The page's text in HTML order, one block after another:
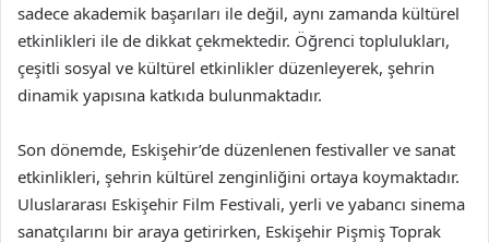
sadece akademik başarıları ile değil, aynı zamanda kültürel
etkinlikleri ile de dikkat çekmektedir. Öğrenci toplulukları,
çeşitli sosyal ve kültürel etkinlikler düzenleyerek, şehrin
dinamik yapısına katkıda bulunmaktadır.
Son dönemde, Eskişehir’de düzenlenen festivaller ve sanat
etkinlikleri, şehrin kültürel zenginliğini ortaya koymaktadır.
Uluslararası Eskişehir Film Festivali, yerli ve yabancı sinema
sanatçılarını bir araya getirirken, Eskişehir Pişmiş Toprak